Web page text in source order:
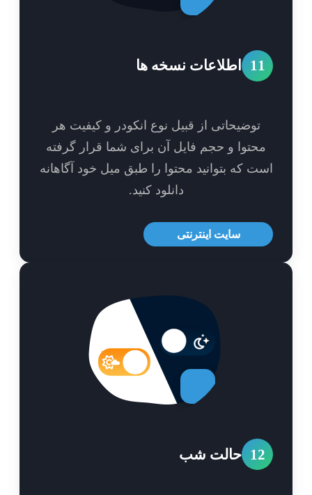
اطلاعات نسخه ها
توضیحاتی از قبیل نوع انکودر و کیفیت هر
و حجم فایل آن برای شما قرار گرفته
که بتوانید محتوا را طبق میل خود آگاهانه
دانلود کنید.
سایت اینترنتی
حالت شب